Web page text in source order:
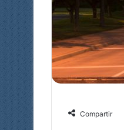
Compartir